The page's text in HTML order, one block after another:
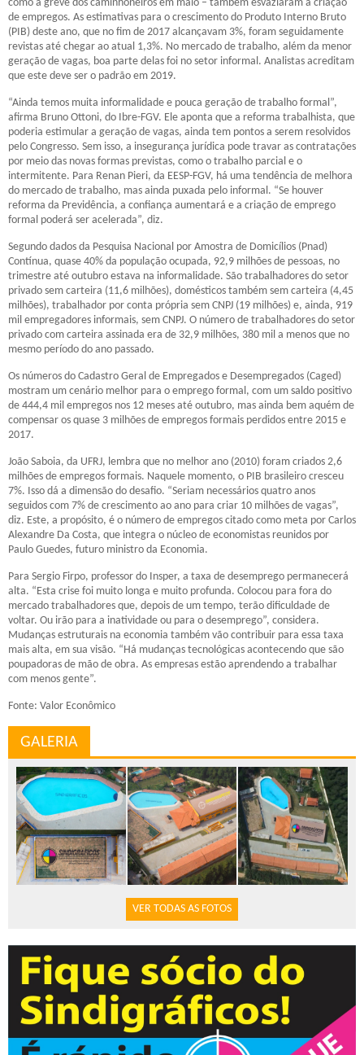
como a greve dos caminhoneiros em maio – também esvaziaram a criação
de empregos. As estimativas para o crescimento do Produto Interno Bruto
(PIB) deste ano, que no fim de 2017 alcançavam 3%, foram seguidamente
revistas até chegar ao atual 1,3%. No mercado de trabalho, além da menor
geração de vagas, boa parte delas foi no setor informal. Analistas acreditam
que este deve ser o padrão em 2019.
“Ainda temos muita informalidade e pouca geração de trabalho formal”,
afirma Bruno Ottoni, do Ibre-FGV. Ele aponta que a reforma trabalhista, que
poderia estimular a geração de vagas, ainda tem pontos a serem resolvidos
pelo Congresso. Sem isso, a insegurança jurídica pode travar as contratações
por meio das novas formas previstas, como o trabalho parcial e o
intermitente. Para Renan Pieri, da EESP-FGV, há uma tendência de melhora
do mercado de trabalho, mas ainda puxada pelo informal. “Se houver
reforma da Previdência, a confiança aumentará e a criação de emprego
formal poderá ser acelerada”, diz.
Segundo dados da Pesquisa Nacional por Amostra de Domicílios (Pnad)
Contínua, quase 40% da população ocupada, 92,9 milhões de pessoas, no
trimestre até outubro estava na informalidade. São trabalhadores do setor
privado sem carteira (11,6 milhões), domésticos também sem carteira (4,45
milhões), trabalhador por conta própria sem CNPJ (19 milhões) e, ainda, 919
mil empregadores informais, sem CNPJ. O número de trabalhadores do setor
privado com carteira assinada era de 32,9 milhões, 380 mil a menos que no
mesmo período do ano passado.
Os números do Cadastro Geral de Empregados e Desempregados (Caged)
mostram um cenário melhor para o emprego formal, com um saldo positivo
de 444,4 mil empregos nos 12 meses até outubro, mas ainda bem aquém de
compensar os quase 3 milhões de empregos formais perdidos entre 2015 e
2017.
João Saboia, da UFRJ, lembra que no melhor ano (2010) foram criados 2,6
milhões de empregos formais. Naquele momento, o PIB brasileiro cresceu
7%. Isso dá a dimensão do desafio. “Seriam necessários quatro anos
seguidos com 7% de crescimento ao ano para criar 10 milhões de vagas”,
diz. Este, a propósito, é o número de empregos citado como meta por Carlos
Alexandre Da Costa, que integra o núcleo de economistas reunidos por
Paulo Guedes, futuro ministro da Economia.
Para Sergio Firpo, professor do Insper, a taxa de desemprego permanecerá
alta. “Esta crise foi muito longa e muito profunda. Colocou para fora do
mercado trabalhadores que, depois de um tempo, terão dificuldade de
voltar. Ou irão para a inatividade ou para o desemprego”, considera.
Mudanças estruturais na economia também vão contribuir para essa taxa
mais alta, em sua visão. “Há mudanças tecnológicas acontecendo que são
poupadoras de mão de obra. As empresas estão aprendendo a trabalhar
com menos gente”.
Fonte: Valor Econômico
GALERIA
VER TODAS AS FOTOS